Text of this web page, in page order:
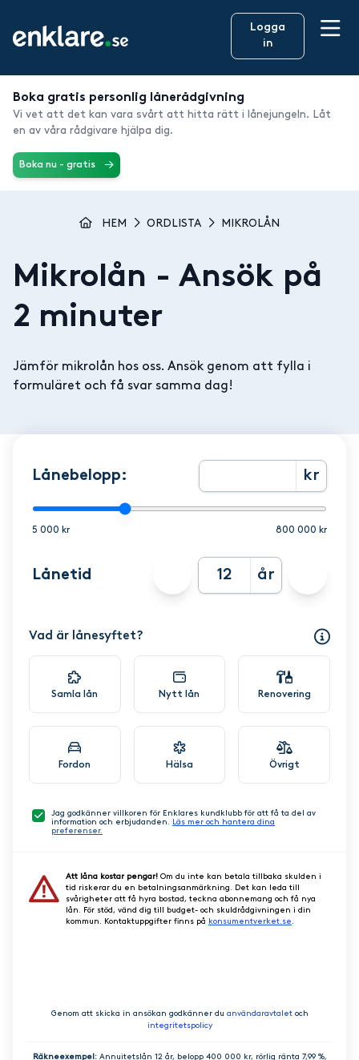
Logga
in
Boka gratis personlig lånerådgivning
Vi vet att det kan vara svårt att hitta rätt i lånejungeln. Låt
en av våra rådgivare hjälpa dig.
Boka nu - gratis
HEM ORDLISTA MIKROLÅN
Mikrolån - Ansök på
2 minuter
Jämför mikrolån hos oss. Ansök genom att fylla i
formuläret och få svar samma dag!
Lånebelopp: kr
5 000 kr 800 000 kr
Lånetid år
Vad är lånesyftet?
Samla lån Nytt lån Renovering
Fordon Hälsa Övrigt
Jag godkänner villkoren för Enklares kundklubb för att få ta del av
information och erbjudanden. Läs mer och hantera dina
preferenser.
Att låna kostar pengar! Om du inte kan betala tillbaka skulden i
tid riskerar du en betalningsanmärkning. Det kan leda till
svårigheter att få hyra bostad, teckna abonnemang och få nya
lån. För stöd, vänd dig till budget- och skuldrådgivningen i din
kommun. Kontaktuppgifter finns på konsumentverket.se.
Genom att skicka in ansökan godkänner du användaravtaletoch
integritetspolicy
Räkneexempel: Annuitetslån 12 år, belopp 400 000 kr, rörlig ränta 7,99 %,